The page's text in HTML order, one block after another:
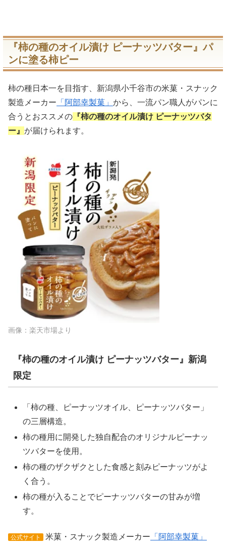
『柿の種のオイル漬け ピーナッツバター』パ
ンに塗る柿ピー
柿の種日本一を目指す、新潟県小千谷市の米菓・スナック
製造メーカー 「阿部幸製菓」 から、一流パン職人がパンに
合うとおススメの 『柿の種のオイル漬け ピーナッツバタ
ー』 が届けられます。
画像：楽天市場より
『柿の種のオイル漬け ピーナッツバター』新潟
限定
「柿の種、ピーナッツオイル、ピーナッツバター」
の三層構造。
柿の種用に開発した独自配合のオリジナルピーナッ
ツバターを使用。
柿の種のザクザクとした食感と刻みピーナッツがよ
く合う。
柿の種が入ることでピーナッツバターの甘みが増
す。
公式サイト 米菓・スナック製造メーカー 「阿部幸製菓」